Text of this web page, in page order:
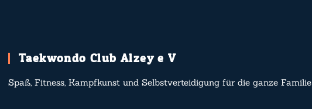
Taekwondo Club Alzey e.V.
Spaß, Fitness, Kampfkunst und Selbstverteidigung für die ganze Familie